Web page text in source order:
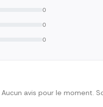
0
0
0
Aucun avis pour le moment.